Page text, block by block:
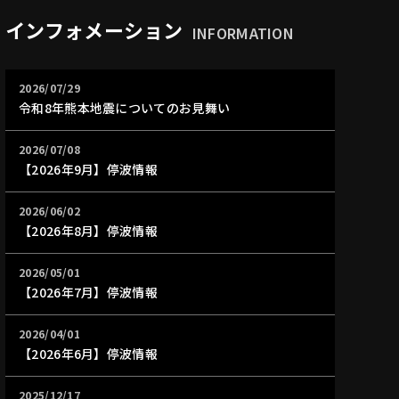
インフォメーション INFORMATION
2026/07/29
令和8年熊本地震についてのお見舞い
2026/07/08
【2026年9月】停波情報
2026/06/02
【2026年8月】停波情報
2026/05/01
【2026年7月】停波情報
2026/04/01
【2026年6月】停波情報
2025/12/17